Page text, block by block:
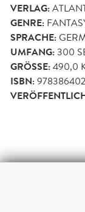
VERLAG:
GENRE:
SPRACHE:
UMFANG:300
GRÖSSE: 490,0
ISBN: